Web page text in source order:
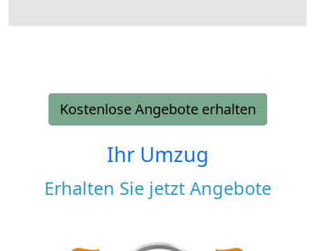
Kostenlose Angebote erhalten
Ihr Umzug
Erhalten Sie jetzt Angebote